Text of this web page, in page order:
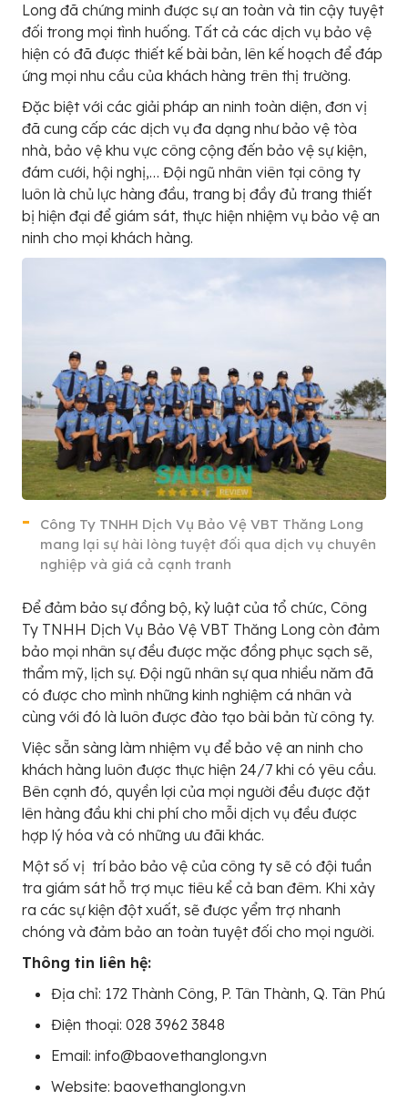
Long đã chứng minh được sự an toàn và tin cậy tuyệt
đối trong mọi tình huống. Tất cả các dịch vụ bảo vệ
hiện có đã được thiết kế bài bản, lên kế hoạch để đáp
ứng mọi nhu cầu của khách hàng trên thị trường.
Đặc biệt với các giải pháp an ninh toàn diện, đơn vị
đã cung cấp các dịch vụ đa dạng như bảo vệ tòa
nhà, bảo vệ khu vực công cộng đến bảo vệ sự kiện,
đám cưới, hội nghị,… Đội ngũ nhân viên tại công ty
luôn là chủ lực hàng đầu, trang bị đầy đủ trang thiết
bị hiện đại để giám sát, thực hiện nhiệm vụ bảo vệ an
ninh cho mọi khách hàng.
Công Ty TNHH Dịch Vụ Bảo Vệ VBT Thăng Long
mang lại sự hài lòng tuyệt đối qua dịch vụ chuyên
nghiệp và giá cả cạnh tranh
Để đảm bảo sự đồng bộ, kỷ luật của tổ chức, Công
Ty TNHH Dịch Vụ Bảo Vệ VBT Thăng Long còn đảm
bảo mọi nhân sự đều được mặc đồng phục sạch sẽ,
thẩm mỹ, lịch sự. Đội ngũ nhân sự qua nhiều năm đã
có được cho mình những kinh nghiệm cá nhân và
cùng với đó là luôn được đào tạo bài bản từ công ty.
Việc sẵn sàng làm nhiệm vụ để bảo vệ an ninh cho
khách hàng luôn được thực hiện 24/7 khi có yêu cầu.
Bên cạnh đó, quyền lợi của mọi người đều được đặt
lên hàng đầu khi chi phí cho mỗi dịch vụ đều được
hợp lý hóa và có những ưu đãi khác.
Một số vị trí bảo bảo vệ của công ty sẽ có đội tuần
tra giám sát hỗ trợ mục tiêu kể cả ban đêm. Khi xảy
ra các sự kiện đột xuất, sẽ được yểm trợ nhanh
chóng và đảm bảo an toàn tuyệt đối cho mọi người.
Thông tin liên hệ:
Địa chỉ: 172 Thành Công, P. Tân Thành, Q. Tân Phú
Điện thoại: 028 3962 3848
Email: info@baovethanglong.vn
Website: baovethanglong.vn